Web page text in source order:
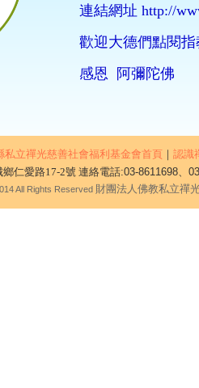
連結網址 http://
歡迎大德們點閱指
感恩 阿彌陀佛
私立禪光慈善社會福利基金會首頁 ｜認識
仁愛路17-2號 連絡電話:03-8611698、
All Rights Reserved 財團法人佛教私立禪